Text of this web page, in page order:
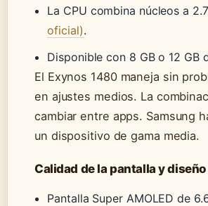
La CPU combina núcleos a
oficial).
Disponible con 8 GB o 12 GB
El Exynos 1480 maneja sin
en ajustes medios. La
cambiar entre apps. Samsung
un dispositivo de gama media.
Calidad de la pantalla y diseño
Pantalla Super AMOLED de